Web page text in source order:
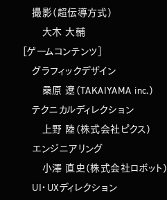
撮影（超伝導方式）
大木 大輔
［ゲームコンテンツ］
グラフィックデザイン
桑原 遼（TAKAIYAMA inc.）
テクニカルディレクション
上野 陸（株式会社ピクス）
エンジニアリング
小澤 直史（株式会社ロボット）
UI・UXディレクション